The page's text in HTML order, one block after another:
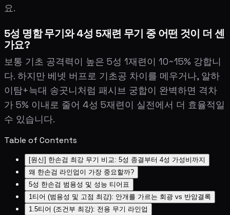
요.
5성 명함 무기와 4성 5재련 무기 중 어떤 것이 더 센
가요?
보통 기초 공격력이 높은 5성 1재련이 10~15% 강합니
다. 하지만 베넷 버프로 기초공 차이를 메우거나, 알하
이탐+늑대 송곳니처럼 패시브 궁합이 완벽하면 격차
가 5% 이내로 줄어 4성 5재련이 실전에서 더 효율적일
수 있습니다.
Table of Contents
[원신] 한손검 최강 무기 비교: 5성 종결부터 4성 가성비까지
왜 한손검 라인업이 가장 중요할까?
5성 한손검 범용성 및 성능 티어표
1티어 (범용성 및 고점 최강): 안개를 가르는 회광 vs 반암결록
1.5티어 (조건부 최강): 전용 무기 라인업